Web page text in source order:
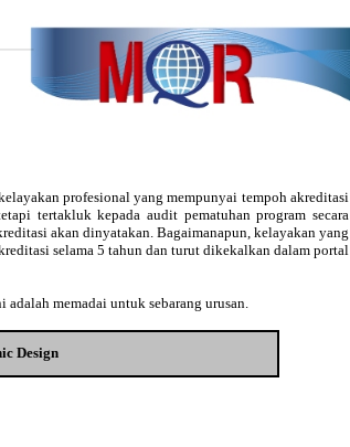
profesional yang mempunyai tempoh akreditasi
tertakluk kepada audit pematuhan program secara
akan dinyatakan. Bagaimanapun, kelayakan yang
selama 5 tahun dan turut dikekalkan dalam portal
memadai untuk sebarang urusan.
Design